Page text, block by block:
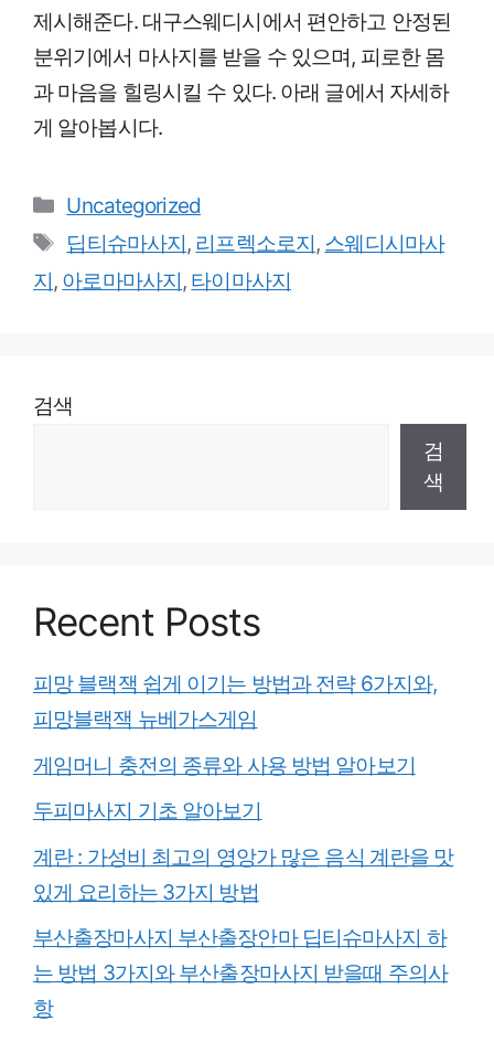
제시해준다. 대구스웨디시에서 편안하고 안정된
분위기에서 마사지를 받을 수 있으며, 피로한 몸
과 마음을 힐링시킬 수 있다. 아래 글에서 자세하
게 알아봅시다.
Categories
Uncategorized
Tags
딥티슈마사지, 리프렉소로지, 스웨디시마사
지, 아로마마사지, 타이마사지
검색
검
색
Recent Posts
피망 블랙잭 쉽게 이기는 방법과 전략 6가지와,
피망블랙잭 뉴베가스게임
게임머니 충전의 종류와 사용 방법 알아보기
두피마사지 기초 알아보기
계란 : 가성비 최고의 영앙가 많은 음식 계란을 맛
있게 요리하는 3가지 방법
부산출장마사지 부산출장안마 딥티슈마사지 하
는 방법 3가지와 부산출장마사지 받을때 주의사
항